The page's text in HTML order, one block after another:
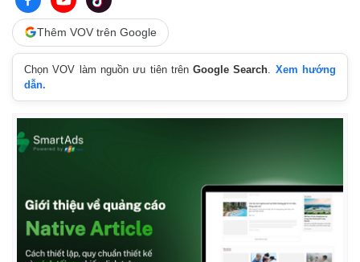
Cuộc sống đó đây
Hồ sơ
Video
Thêm VOV trên Google
Chọn VOV làm nguồn ưu tiên trênGoogle Search
Xem hướng
dẫn.